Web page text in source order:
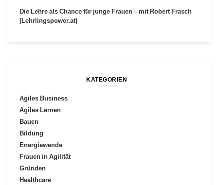
Die Lehre als Chance für junge Frauen – mit Robert Frasch
(Lehrlingspower.at)
KATEGORIEN
Agiles Business
Agiles Lernen
Bauen
Bildung
Energiewende
Frauen in Agilität
Gründen
Healthcare